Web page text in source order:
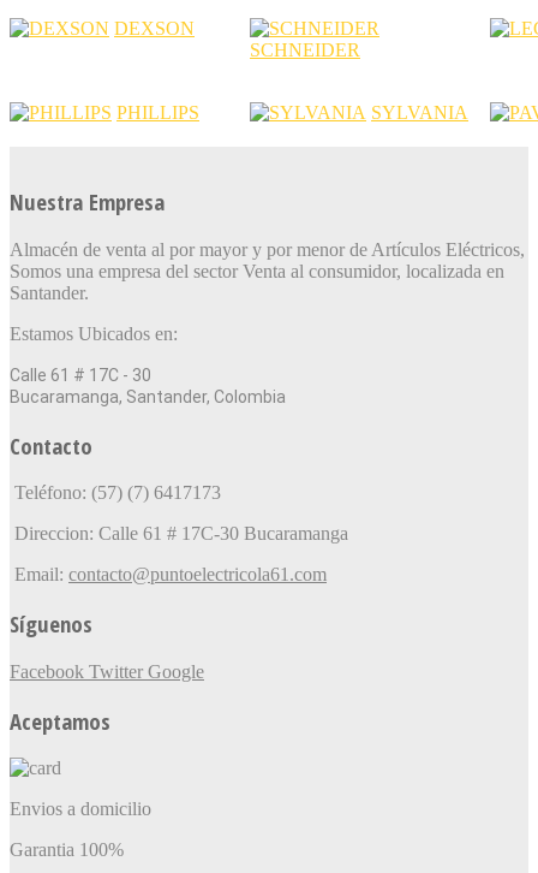
DEXSON
SCHNEIDER
PHILLIPS SYLVANIA
Nuestra Empresa
Almacén de venta al por mayor y por menor de Artículos Eléctricos,
Somos una empresa del sector Venta al consumidor, localizada en
Santander.
Estamos Ubicados en:
Calle 61 # 17C - 30
Bucaramanga, Santander, Colombia
Contacto
Teléfono: (57) (7) 6417173
Direccion: Calle 61 # 17C-30 Bucaramanga
Email: contacto@puntoelectricola61.com
Síguenos
Facebook Twitter Google
Aceptamos
Envios a domicilio
Garantia 100%